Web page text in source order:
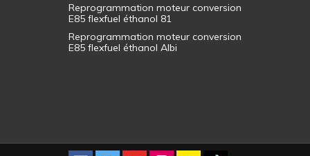
Reprogrammation moteur conversion
E85 flexfuel éthanol 81
Reprogrammation moteur conversion
E85 flexfuel éthanol Albi